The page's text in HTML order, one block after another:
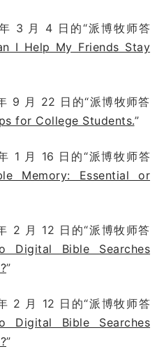
3 月 4 日的“派博牧师答
I Help My Friends Stay
9 月 22 日的“派博牧师答
for College Students.”
1 月 16 日的“派博牧师答
Memory: Essential or
2 月 12 日的“派博牧师答
Digital Bible Searches
”
2 月 12 日的“派博牧师答
Digital Bible Searches
”